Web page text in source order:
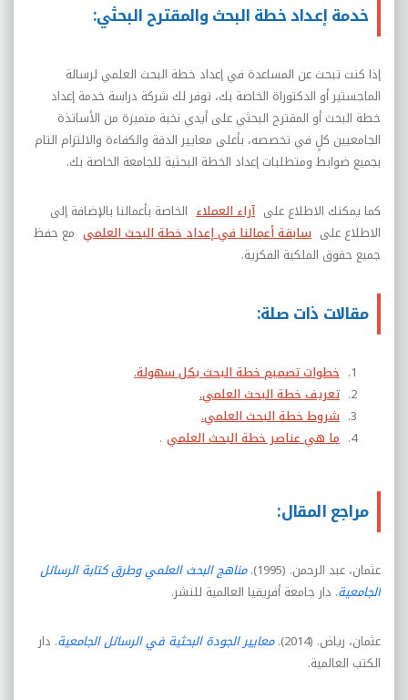
خدمة إعداد خطة البحث والمقترح البحثي:
إذا كنت تبحث عن المساعدة في إعداد خطة البحث العلمي لرسالة
الماجستير أو الدكتوراة الخاصة بك، توفر لك شركة دراسة خدمة إعداد
خطة البحث أو المقترح البحثي على أيدي نخبة متميزة من الأساتذة
الجامعيين كلٍ في تخصصه، بأعلى معايير الدقة والكفاءة والالتزام التام
بجميع ضوابط ومتطلبات إعداد الخطة البحثية للجامعة الخاصة بك.
كما يمكنك الاطلاع على آراء العملاء الخاصة بأعمالنا بالإضافة إلى
الاطلاع على سابقة أعمالنا في إعداد خطة البحث العلمي مع حفظ
جميع حقوق الملكية الفكرية.
مقالات ذات صلة:
خطوات تصميم خطة البحث بكل سهولة.
تعريف خطة البحث العلمي.
شروط خطة البحث العلمي.
ما هي عناصر خطة البحث العلمي .
مراجع المقال:
عثمان، عبد الرحمن. (1995).
مناهج البحث العلمي وطرق كتابة الرسائل
الجامعية. دار جامعة أفريقيا العالمية للنشر.
عثمان، رياض. (2014). معايير الجودة البحثية في الرسائل الجامعية. دار
الكتب العالمية.